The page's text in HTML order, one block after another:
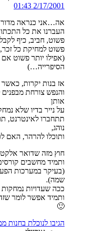
2/17/2001 01:43
אה…אני כנראה מדור
העברנו את כל
פשוט, חביב, כיף
פשוט למחיקת כל
(אפילו יותר פשוט
הסיפרייה…)
אז בנות יקרות, כאשר
והנפש צורחת
אותן
על נייר בדיו שלא
תתחברו לאינטרנט,
נוהג,
ותוכלו להרהר, האם
חוץ מזה שדואר
ותמיד מחשבים
(בעיקר במערכות
שמה).
ככה שעדויות נמחקות
ותמיד אפשר לומר
🙂
הגיבו לנוכלת בחנות